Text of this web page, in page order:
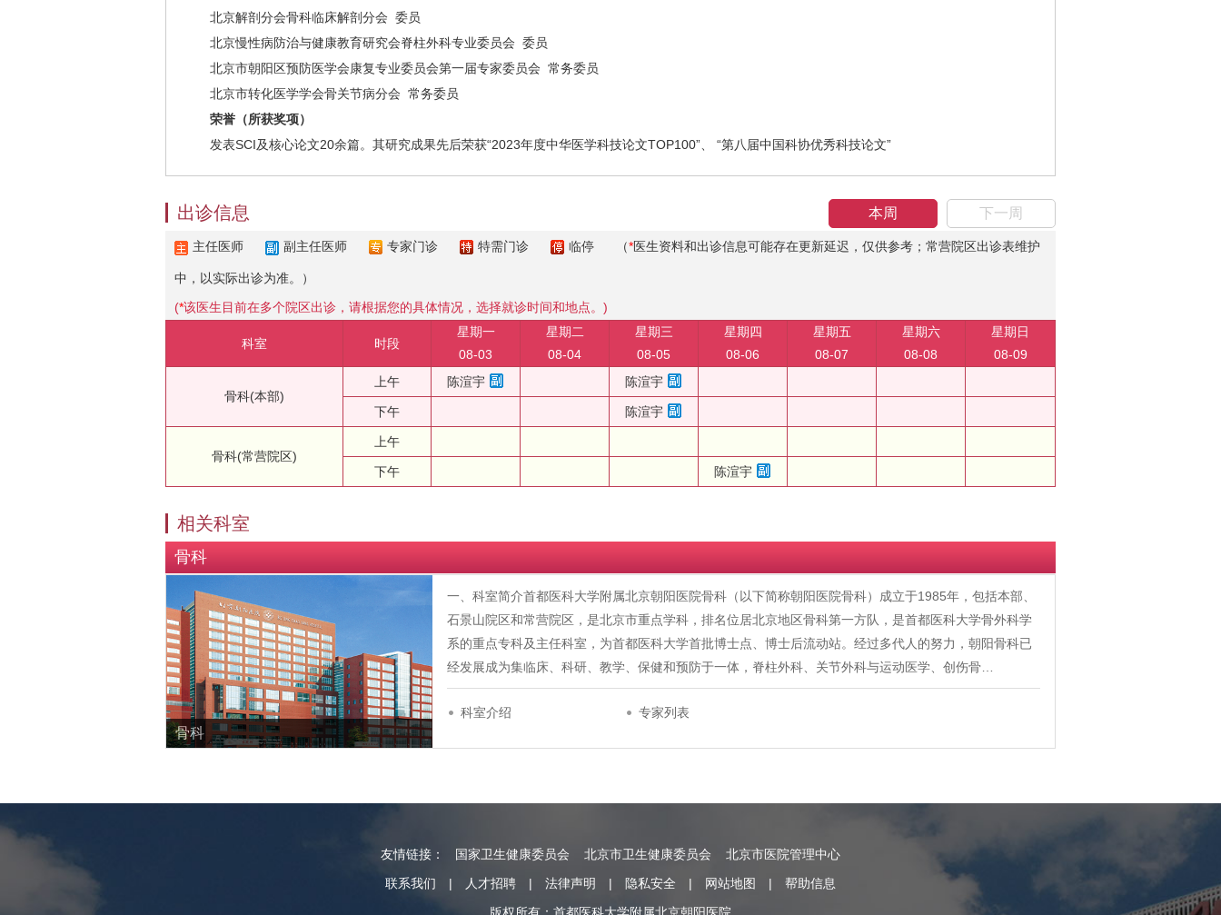
北京解剖分会骨科临床解剖分会 委员
北京慢性病防治与健康教育研究会脊柱外科专业委员会 委员
北京市朝阳区预防医学会康复专业委员会第一届专家委员会 常务委员
北京市转化医学学会骨关节病分会 常务委员
荣誉（所获奖项）
发表SCI及核心论文20余篇。其研究成果先后荣获“2023年度中华医学科技论文TOP100”、 “第八届中国科协优秀科技论文”
本周 下一周
出诊信息
主任医师 副主任医师 专家门诊 特需门诊 临停 （*医生资料和出诊信息可能存在更新延迟，仅供参考；常营院区出诊表维护
中，以实际出诊为准。）
(*该医生目前在多个院区出诊，请根据您的具体情况，选择就诊时间和地点。)
科室 时段
星期一
08-03
星期二
08-04
星期三
08-05
星期四
08-06
星期五
08-07
星期六
08-08
星期日
08-09
骨科(本部)
上午 陈渲宇 陈渲宇
下午 陈渲宇
骨科(常营院区)
上午
下午 陈渲宇
相关科室
骨科
骨科
一、科室简介首都医科大学附属北京朝阳医院骨科（以下简称朝阳医院骨科）成立于1985年，包括本部、
石景山院区和常营院区，是北京市重点学科，排名位居北京地区骨科第一方队，是首都医科大学骨外科学
系的重点专科及主任科室，为首都医科大学首批博士点、博士后流动站。经过多代人的努力，朝阳骨科已
经发展成为集临床、科研、教学、保健和预防于一体，脊柱外科、关节外科与运动医学、创伤骨…
科室介绍 专家列表
友情链接： 国家卫生健康委员会 北京市卫生健康委员会
北京市医院管理中心
联系我们
| 人才招聘 | 法律声明 | 隐私安全 | 网站地图 |
帮助信息